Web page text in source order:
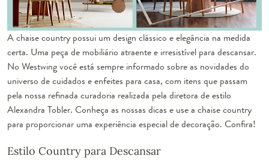
A chaise country possui um design clássico e elegância na medida
certa. Uma peça de mobiliário atraente e irresistível para descansar.
No Westwing você está sempre informado sobre as novidades do
universo de cuidados e enfeites para casa, com itens que passam
pela nossa refinada curadoria realizada pela diretora de estilo
Alexandra Tobler. Conheça as nossas dicas e use a chaise country
para proporcionar uma experiência especial de decoração. Confira!
Estilo Country para Descansar